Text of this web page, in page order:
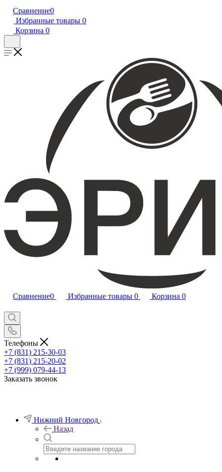
Сравнение0
Избранные товары 0
Корзина 0
Сравнение0 Избранные товары 0 Корзина 0
Телефоны
+7 (831) 215-30-03
+7 (831) 215-20-02
+7 (999) 079-44-13
Заказать звонок
Нижний Новгород
Назад